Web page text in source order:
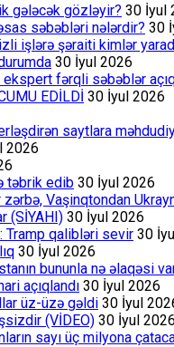
gələcək gözləyir? 30 İyul
səbəbləri nələrdir? 30
işlərə şəraiti kimlər
30 İyul 2026
fərqli səbəblər
EDİLDİ 30 İyul 2026
saytlara
2026
təbrik edib 30 İyul 2026
zərbə, Vaşinqtondan
(SİYAHI) 30 İyul 2026
Tramp qalibləri sevir 30
30 İyul 2026
bununla nə əlaqəsi
açıqlandı 30 İyul 2026
üz-üzə gəldi 30 İyul
(VİDEO) 30 İyul 2026
sayı üç milyona